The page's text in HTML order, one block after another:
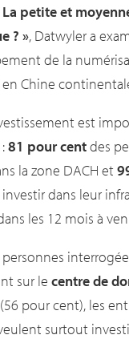
La petite et
? », Datwyler a
de la
Chine
est
81 pour centdes
la zone DACH et
dans leur
les 12 mois à
sur le centre de
(56 pour cent), les
surtout